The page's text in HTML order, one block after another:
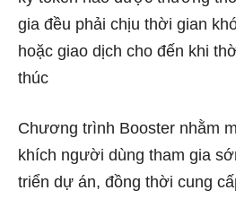
gia đều phải chịu thời gian
hoặc giao dịch cho đến khi
thúc
Chương trình Booster nhằm
khích người dùng tham gia
triển dự án, đồng thời cung